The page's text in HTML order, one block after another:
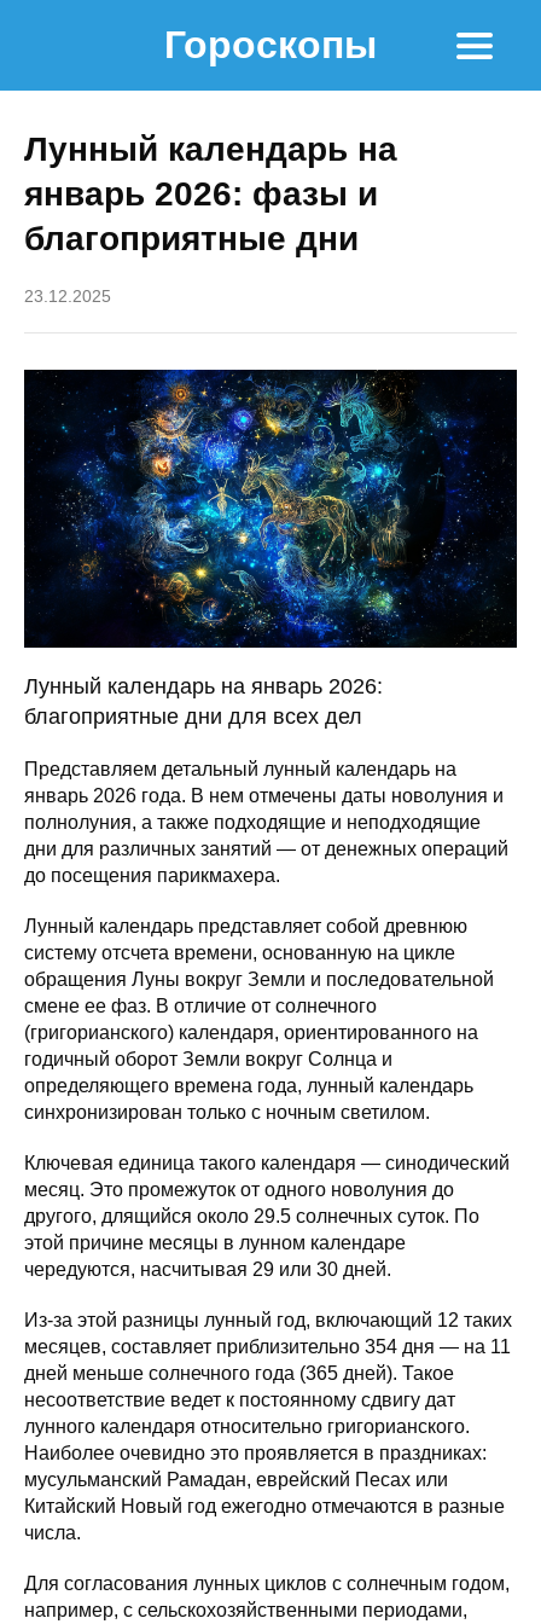
Гороскопы
Лунный календарь на
январь 2026: фазы и
благоприятные дни
23.12.2025
Лунный календарь на январь 2026:
благоприятные дни для всех дел
Представляем детальный лунный календарь на
январь 2026 года. В нем отмечены даты новолуния и
полнолуния, а также подходящие и неподходящие
дни для различных занятий — от денежных операций
до посещения парикмахера.
Лунный календарь представляет собой древнюю
систему отсчета времени, основанную на цикле
обращения Луны вокруг Земли и последовательной
смене ее фаз. В отличие от солнечного
(григорианского) календаря, ориентированного на
годичный оборот Земли вокруг Солнца и
определяющего времена года, лунный календарь
синхронизирован только с ночным светилом.
Ключевая единица такого календаря — синодический
месяц. Это промежуток от одного новолуния до
другого, длящийся около 29.5 солнечных суток. По
этой причине месяцы в лунном календаре
чередуются, насчитывая 29 или 30 дней.
Из-за этой разницы лунный год, включающий 12 таких
месяцев, составляет приблизительно 354 дня — на 11
дней меньше солнечного года (365 дней). Такое
несоответствие ведет к постоянному сдвигу дат
лунного календаря относительно григорианского.
Наиболее очевидно это проявляется в праздниках:
мусульманский Рамадан, еврейский Песах или
Китайский Новый год ежегодно отмечаются в разные
числа.
Для согласования лунных циклов с солнечным годом,
например, с сельскохозяйственными периодами,